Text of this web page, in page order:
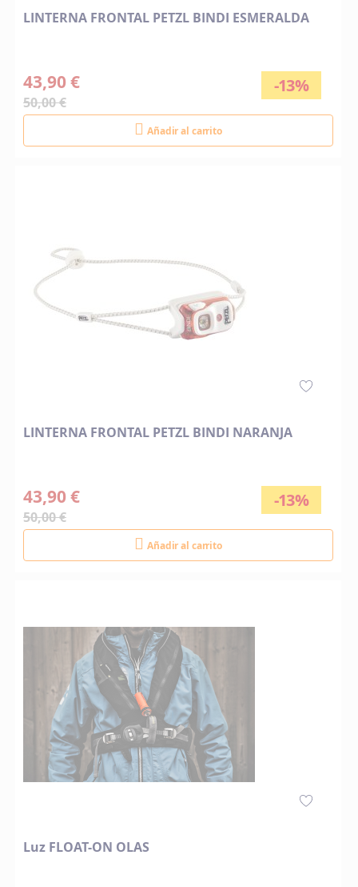
LINTERNA FRONTAL PETZL BINDI ESMERALDA
-13%
43,90 €
50,00 €
Añadir al carrito
LINTERNA FRONTAL PETZL BINDI NARANJA
-13%
43,90 €
50,00 €
Añadir al carrito
Luz FLOAT-ON OLAS